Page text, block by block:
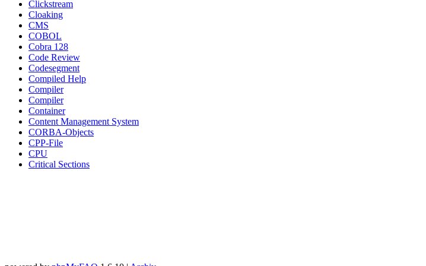
Clickstream
Cloaking
CMS
COBOL
Cobra 128
Code Review
Codesegment
Compiled Help
Compiler
Compiler
Container
Content Management System
CORBA-Objects
CPP-File
CPU
Critical Sections